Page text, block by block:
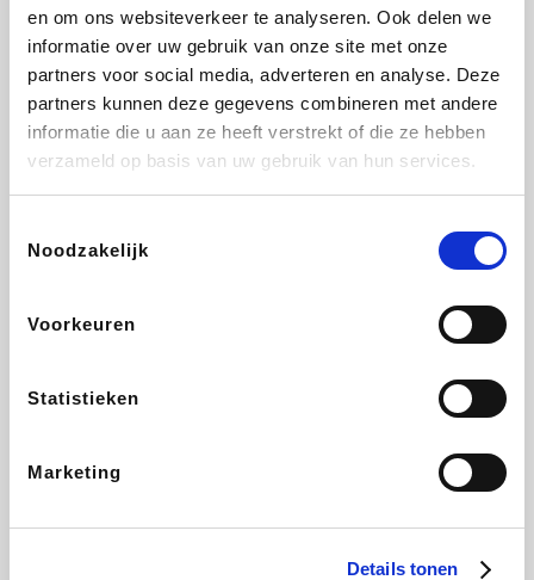
en om ons websiteverkeer te analyseren. Ook delen we
informatie over uw gebruik van onze site met onze
partners voor social media, adverteren en analyse. Deze
partners kunnen deze gegevens combineren met andere
informatie die u aan ze heeft verstrekt of die ze hebben
verzameld op basis van uw gebruik van hun services.
Noodzakelijk
Voorkeuren
Statistieken
Marketing
Details tonen
Weekendesk Sarenza Schiesser Interhome
Lufthansa
CheapTickets.be DeubaXXL